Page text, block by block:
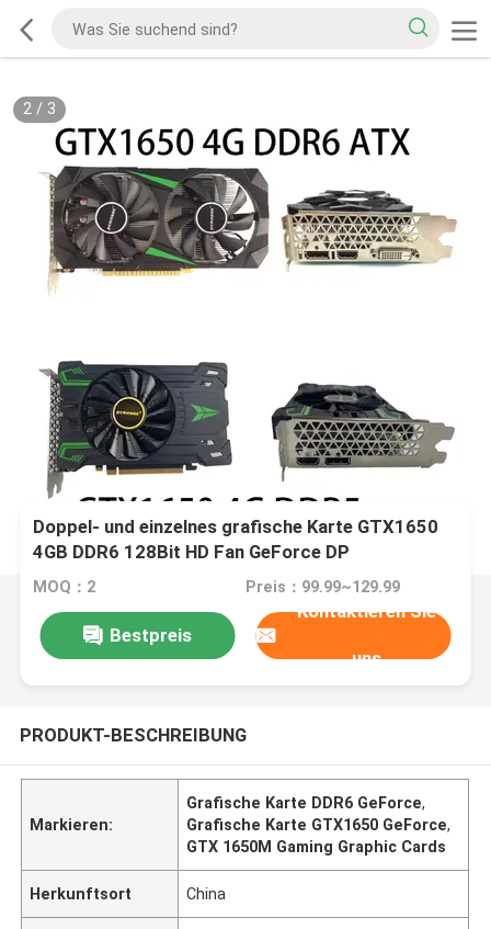
2/ 3
Doppel- und einzelnes grafische Karte GTX1650
4GB DDR6 128Bit HD Fan GeForce DP
MOQ：2 Preis：99.99~129.99
Bestpreis
Kontaktieren Sie
uns
PRODUKT-BESCHREIBUNG
Markieren:
Grafische Karte DDR6 GeForce,
Grafische Karte GTX1650 GeForce,
GTX 1650M Gaming Graphic Cards
Herkunftsort China